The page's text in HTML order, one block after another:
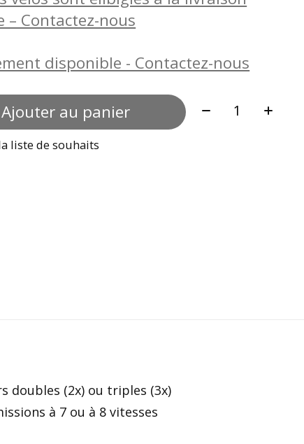
– Contactez-nous
disponible - Contactez-nous
Ajouter au panier Quantité:
liste de souhaits
doubles (2x) ou triples (3x)
à 7 ou à 8 vitesses